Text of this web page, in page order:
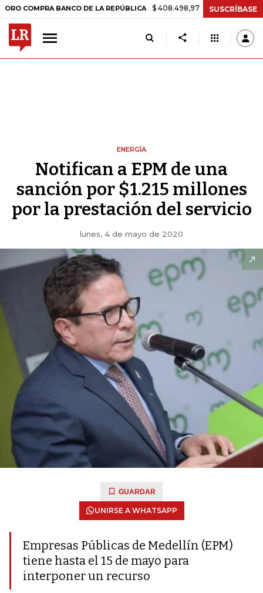
BANCO DE LA REPÚBLICA $ 408.498,97 +$ 8.753,81 +2,19%
SUSCRÍBASE
ENERGÍA
Notifican a EPM de una
sanción por $1.215 millones
por la prestación del servicio
lunes, 4 de mayo de 2020
GUARDAR
UNIRSE A WHATSAPP
Empresas Públicas de Medellín (EPM)
tiene hasta el 15 de mayo para
interponer un recurso